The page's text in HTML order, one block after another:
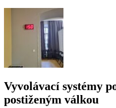
Vyvolávací systémy
postiženým válkou